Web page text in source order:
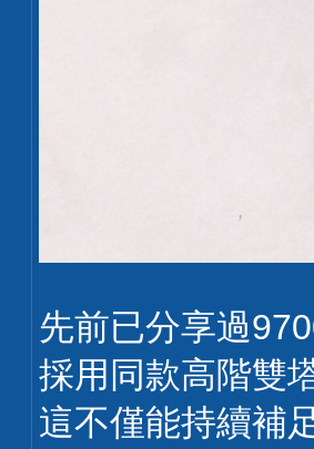
先前已分享過
採用同款高階雙
這不僅能持續補